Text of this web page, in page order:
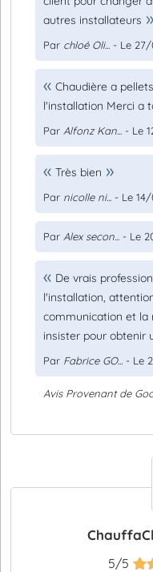
autres installateurs
Par chloé Oli... - Le 27/
Chaudière a
l'installation Merci a
Par Alfonz Kan... - Le
Très bien
Par nicolle ni... - Le
Par Alex secon... - Le
De vrais
l'installation,
communication et la
insister pour obtenir
Par Fabrice GO... - Le
Avis Provenant de
5/5